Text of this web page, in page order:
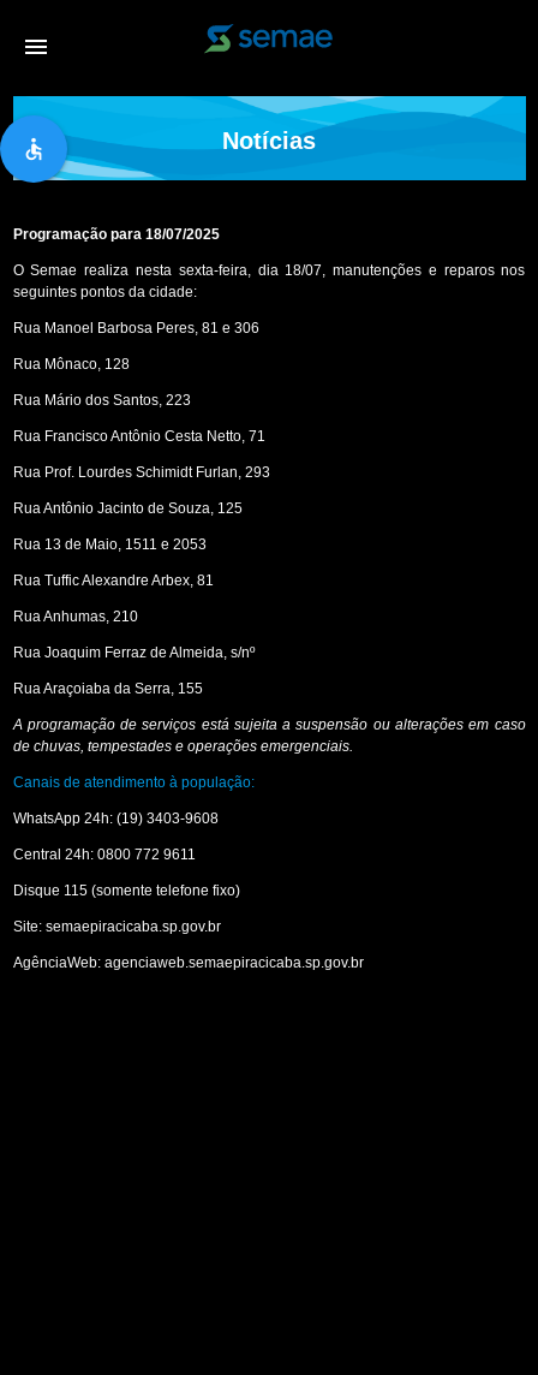
menu
accessible Notícias
Programação para 18/07/2025
O Semae realiza nesta sexta-feira, dia 18/07, manutenções e reparos nos
seguintes pontos da cidade:
Rua Manoel Barbosa Peres, 81 e 306
Rua Mônaco, 128
Rua Mário dos Santos, 223
Rua Francisco Antônio Cesta Netto, 71
Rua Prof. Lourdes Schimidt Furlan, 293
Rua Antônio Jacinto de Souza, 125
Rua 13 de Maio, 1511 e 2053
Rua Tuffic Alexandre Arbex, 81
Rua Anhumas, 210
Rua Joaquim Ferraz de Almeida, s/nº
Rua Araçoiaba da Serra, 155
A programação de serviços está sujeita a suspensão ou alterações em caso
de chuvas, tempestades e operações emergenciais.
Canais de atendimento à população:
WhatsApp 24h: (19) 3403-9608
Central 24h: 0800 772 9611
Disque 115 (somente telefone fixo)
Site: semaepiracicaba.sp.gov.br
AgênciaWeb: agenciaweb.semaepiracicaba.sp.gov.br